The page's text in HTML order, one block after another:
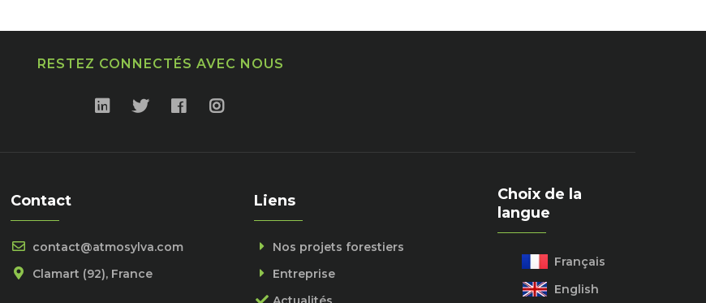
RESTEZ CONNECTÉS AVEC NOUS
Contact
contact@atmosylva.com
Clamart (92), France
Liens
Nos projets forestiers
Entreprise
Choix de la
langue
Français
English